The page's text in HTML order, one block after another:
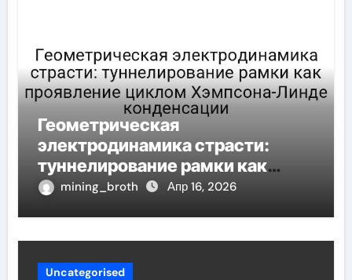
Геометрическая
электродинамика страсти:
туннелирование рамки как
проявление циклом Хэмпсона-
mining_broth Апр 16, 2026
Uncategorised